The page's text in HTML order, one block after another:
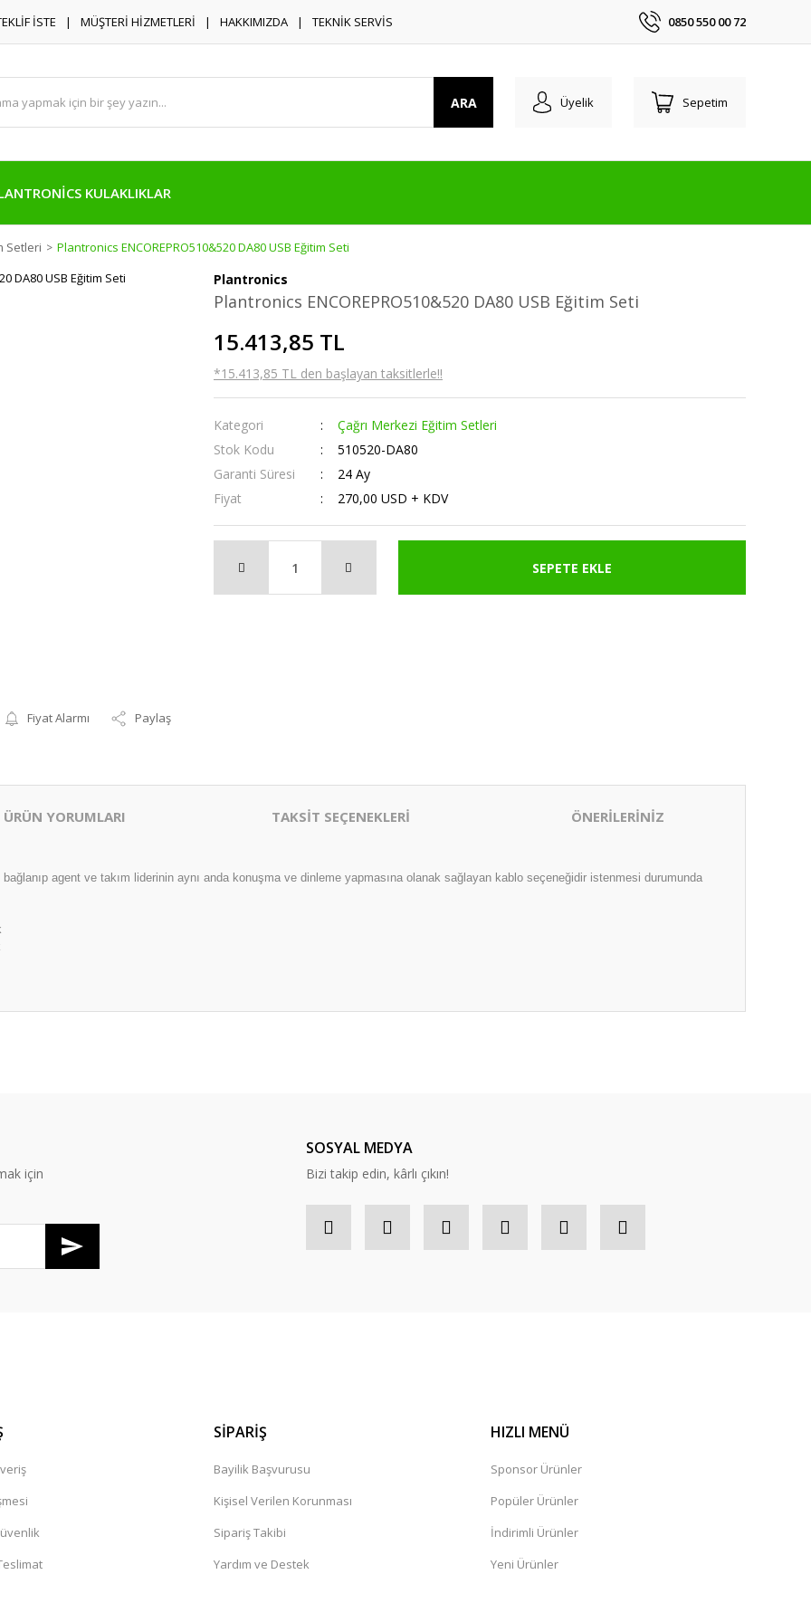
İSTE MÜŞTERİ HİZMETLERİ HAKKIMIZDA TEKNİK SERVİS 0850 550 00 72
ARA Üyelik Sepetim
KULAKLIKLAR
Setleri Plantronics ENCOREPRO510&520 DA80 USB Eğitim Seti
Fiyat Alarmı Paylaş
Plantronics
Plantronics ENCOREPRO510&520 DA80 USB Eğitim Seti
15.413,85 TL
*15.413,85 TL den başlayan taksitlerle!!
Kategori
Çağrı Merkezi Eğitim Setleri
Stok Kodu
510520-DA80
Garanti Süresi
24 Ay
Fiyat
270,00 USD + KDV
SEPETE EKLE
ÜRÜN YORUMLARI TAKSİT SEÇENEKLERİ ÖNERİLERİNİZ
agent ve takım liderinin aynı anda konuşma ve dinleme yapmasına olanak sağlayan kablo seçeneğidir istenmesi durumunda
için
SOSYAL MEDYA
Bizi takip edin, kârlı çıkın!
SİPARİŞ
Bayilik Başvurusu
Kişisel Verilen Korunması
Sipariş Takibi
Yardım ve Destek
HIZLI MENÜ
Sponsor Ürünler
Popüler Ürünler
İndirimli Ürünler
Yeni Ürünler